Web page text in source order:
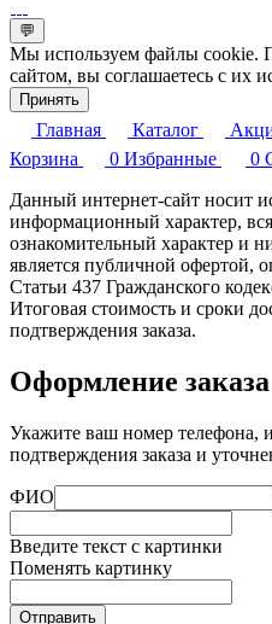
💬
Мы используем файлы cookie.
сайтом, вы соглашаетесь с их
Принять
Главная Каталог
Корзина
0 Избранные 0
Данный интернет-сайт носит
информационный характер,
ознакомительный характер и
является публичной офертой,
Статьи 437 Гражданского
Итоговая стоимость и сроки
подтверждения заказа.
Оформление заказа
Укажите ваш номер телефона,
подтверждения заказа и
ФИО
Введите текст с картинки
Поменять картинку
Отправить